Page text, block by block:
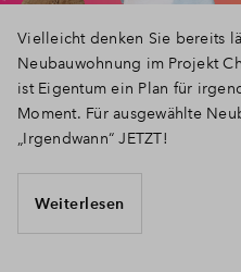
Vielleicht denken Sie bereits
Neubauwohnung im Projekt
ist Eigentum ein Plan für
Moment. Für ausgewählte
„Irgendwann“ JETZT!
Weiterlesen